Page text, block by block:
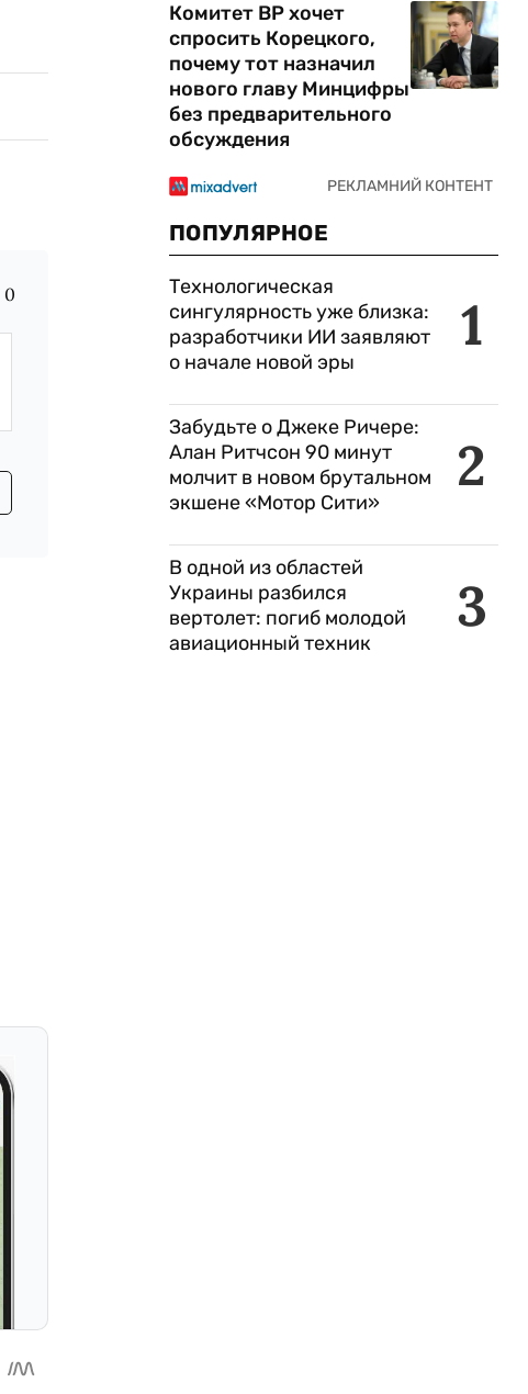
0
Комитет ВР хочет
спросить Корецкого,
почему тот назначил
нового главу Минцифры
без предварительного
обсуждения
ПОПУЛЯРНОЕ
1
Технологическая
сингулярность уже близка:
разработчики ИИ заявляют
о начале новой эры
2
Забудьте о Джеке Ричере:
Алан Ритчсон 90 минут
молчит в новом брутальном
экшене «Мотор Сити»
3
В одной из областей
Украины разбился
вертолет: погиб молодой
авиационный техник